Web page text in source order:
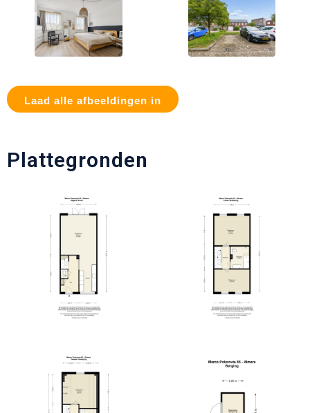
Laad alle afbeeldingen in
Plattegronden